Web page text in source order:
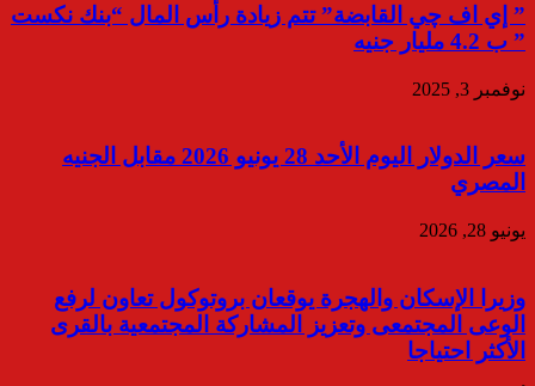
” إي اف چي القابضة” تتم زيادة رأس المال “بنك نكست
” ب 4.2 مليار جنيه
نوفمبر 3, 2025
سعر الدولار اليوم الأحد 28 يونيو 2026 مقابل الجنيه
المصري
يونيو 28, 2026
وزيرا الإسكان والهجرة يوقعان بروتوكول تعاون لرفع
الوعى المجتمعى وتعزيز المشاركة المجتمعية بالقرى
الأكثر احتياجا